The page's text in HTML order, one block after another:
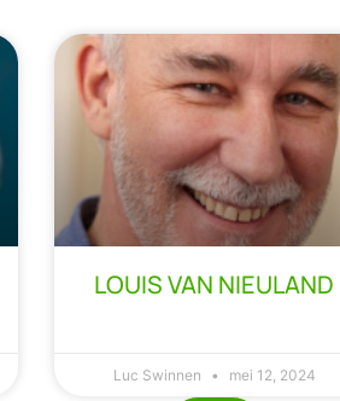
LOUIS VAN NIEULAND​
Luc Swinnen mei 12, 2024